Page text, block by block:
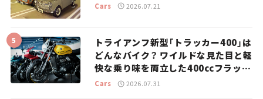
Cars 2026.07.21
トライアンフ新型「トラッカー400」は
どんなバイク？ ワイルドな見た目と軽
快な乗り味を両立した400ccフラット
トラッカー【試乗レビュー】
Cars 2026.07.31